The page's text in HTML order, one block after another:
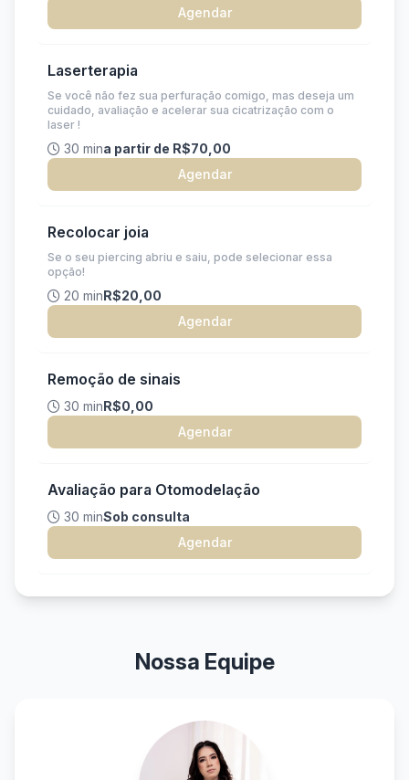
Agendar
Laserterapia
Se você não fez sua perfuração comigo, mas deseja um
cuidado, avaliação e acelerar sua cicatrização com o
laser !
30 mina partir de R$70,00
Agendar
Recolocar joia
Se o seu piercing abriu e saiu, pode selecionar essa
opção!
20 minR$20,00
Agendar
Remoção de sinais
30 minR$0,00
Agendar
Avaliação para Otomodelação
30 minSob consulta
Agendar
Nossa Equipe